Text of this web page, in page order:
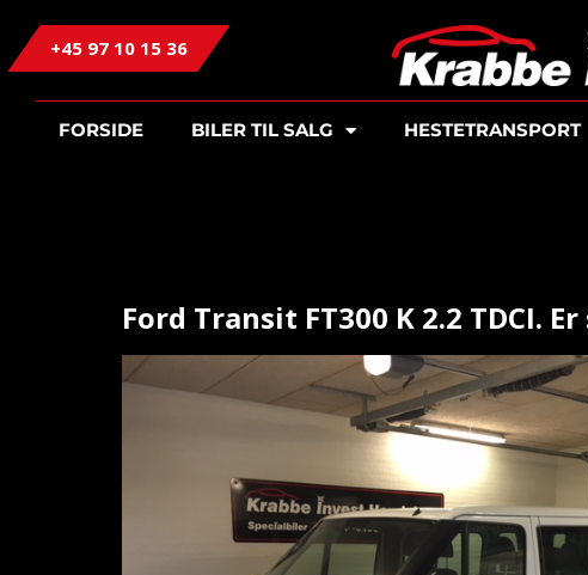
+45 97 10 15 36
FORSIDE BILER TIL SALG HESTETRANSPORT
Ford Transit FT300 K 2.2 TDCI.